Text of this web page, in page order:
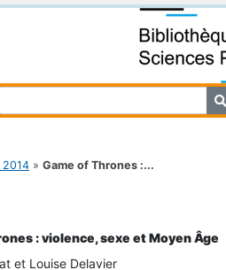
» Game of Thrones :...
: violence, sexe et Moyen Âge
et Louise Delavier